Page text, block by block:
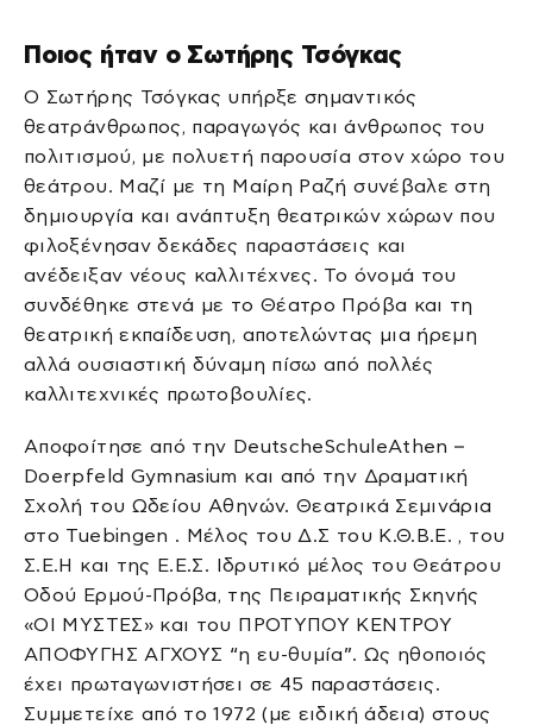
Ποιος ήταν ο Σωτήρης Τσόγκας
Ο Σωτήρης Τσόγκας υπήρξε σημαντικός
θεατράνθρωπος, παραγωγός και άνθρωπος του
πολιτισμού, με πολυετή παρουσία στον χώρο του
θεάτρου. Μαζί με τη Μαίρη Ραζή συνέβαλε στη
δημιουργία και ανάπτυξη θεατρικών χώρων που
φιλοξένησαν δεκάδες παραστάσεις και
ανέδειξαν νέους καλλιτέχνες. Το όνομά του
συνδέθηκε στενά με το Θέατρο Πρόβα και τη
θεατρική εκπαίδευση, αποτελώντας μια ήρεμη
αλλά ουσιαστική δύναμη πίσω από πολλές
καλλιτεχνικές πρωτοβουλίες.
Αποφοίτησε από την DeutscheSchuleAthen –
Doerpfeld Gymnasium και από την Δραματική
Σχολή του Ωδείου Αθηνών. Θεατρικά Σεμινάρια
στο Tuebingen . Μέλος του Δ.Σ του Κ.Θ.Β.Ε. , του
Σ.Ε.Η και της Ε.Ε.Σ. Ιδρυτικό μέλος του Θεάτρου
Οδού Ερμού-Πρόβα, της Πειραματικής Σκηνής
«ΟΙ ΜΥΣΤΕΣ» και του ΠΡΟΤΥΠΟΥ ΚΕΝΤΡΟΥ
ΑΠΟΦΥΓΗΣ ΑΓΧΟΥΣ “η ευ-θυμία”. Ως ηθοποιός
έχει πρωταγωνιστήσει σε 45 παραστάσεις.
Συμμετείχε από το 1972 (με ειδική άδεια) στους